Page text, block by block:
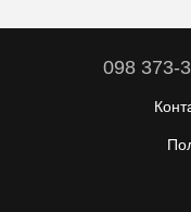
098 373-